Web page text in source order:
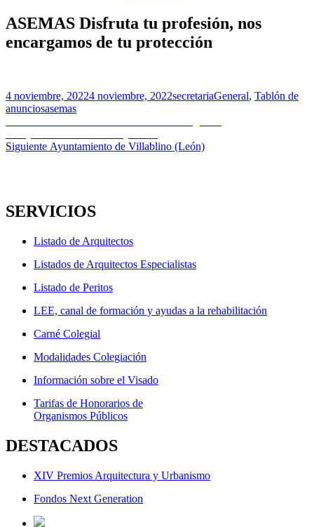
ASEMAS Disfruta tu profesión, nos
encargamos de tu protección
Publicado
el
4 noviembre, 20224 noviembre, 2022Autor
secretariaCategorías
General, Tablón de
anunciosEtiquetas
asemas
Navegación
de
Siguiente Entrada
Ayuntamiento de Villablino (León)
SERVICIOS
Listado de Arquitectos
Listados de Arquitectos Especialistas
Listado de Peritos
LEE, canal de formación y ayudas a la rehabilitación
Carné Colegial
Modalidades Colegiación
Información sobre el Visado
Tarifas de Honorarios de
Organismos Públicos
DESTACADOS
XIV Premios Arquitectura y Urbanismo
Fondos Next Generation